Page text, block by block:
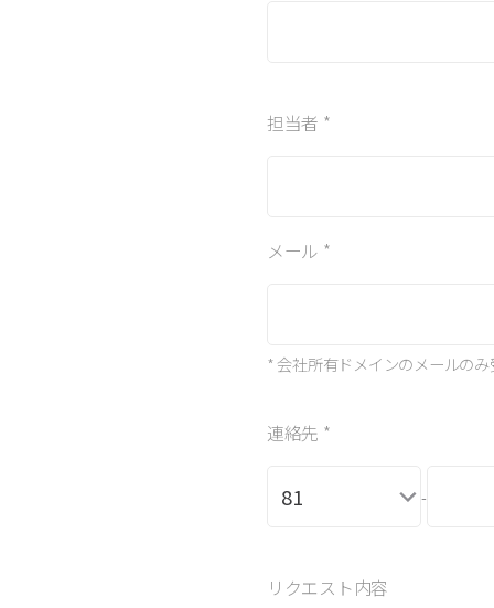
担当者 *
メール *
* 会社所有ドメインのメールのみ
連絡先 *
-
リクエスト内容